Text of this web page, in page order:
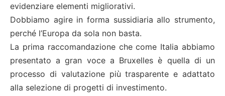
evidenziare elementi migliorativi.
Dobbiamo agire in forma sussidiaria allo strumento,
perché l’Europa da sola non basta.
La prima raccomandazione che come Italia abbiamo
presentato a gran voce a Bruxelles è quella di un
processo di valutazione più trasparente e adattato
alla selezione di progetti di investimento.